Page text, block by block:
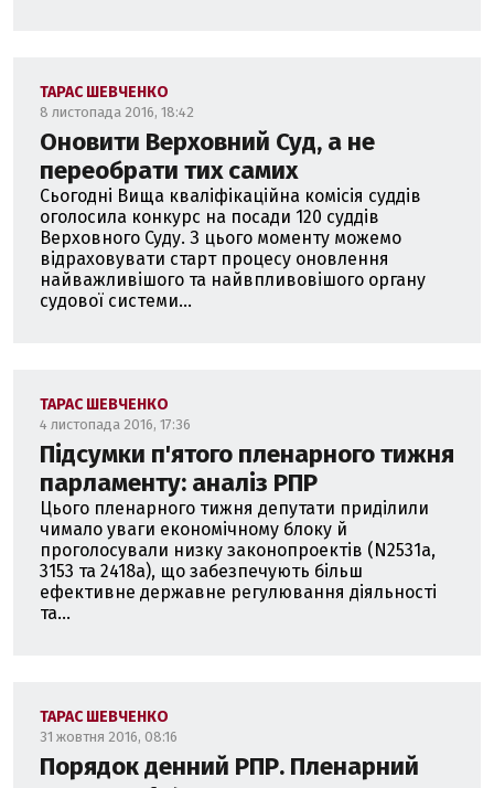
ТАРАС ШЕВЧЕНКО
8 листопада 2016, 18:42
Оновити Верховний Суд, а не
переобрати тих самих
Сьогодні Вища кваліфікаційна комісія суддів
оголосила конкурс на посади 120 суддів
Верховного Суду. З цього моменту можемо
відраховувати старт процесу оновлення
найважливішого та найвпливовішого органу
судової системи...
ТАРАС ШЕВЧЕНКО
4 листопада 2016, 17:36
Підсумки п'ятого пленарного тижня
парламенту: аналіз РПР
Цього пленарного тижня депутати приділили
чимало уваги економічному блоку й
проголосували низку законопроектів (N2531а,
3153 та 2418а), що забезпечують більш
ефективне державне регулювання діяльності
та...
ТАРАС ШЕВЧЕНКО
31 жовтня 2016, 08:16
Порядок денний РПР. Пленарний